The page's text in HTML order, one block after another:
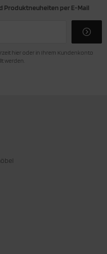
Produktneuheiten per E-Mail
hier oder in Ihrem Kundenkonto
werden.